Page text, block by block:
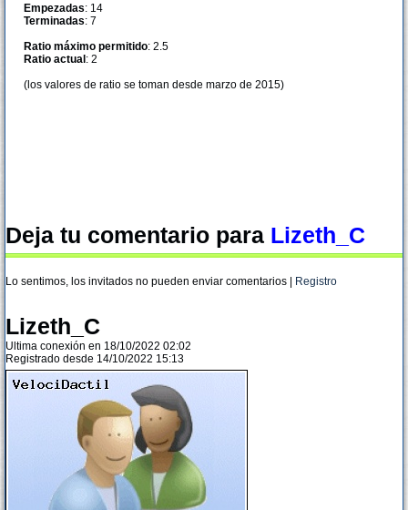
Empezadas: 14
Terminadas: 7
Ratio máximo permitido: 2.5
Ratio actual : 2
(los valores de ratio se toman desde marzo de 2015)
Deja tu comentario para Lizeth_C
Lo sentimos, los invitados no pueden enviar comentarios | Registro
Lizeth_C
Ultima conexión en 18/10/2022 02:02
Registrado desde 14/10/2022 15:13